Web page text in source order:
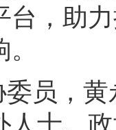
台，助
员，
人士、